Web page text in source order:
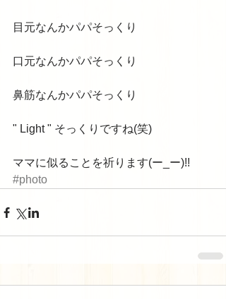
目元なんかパパそっくり
口元なんかパパそっくり
鼻筋なんかパパそっくり
" Light " そっくりですね(笑)
ママに似ることを祈ります(ー_ー)!!
#photo